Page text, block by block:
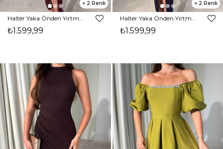
2
₺1.599,99
2
₺1.599,99